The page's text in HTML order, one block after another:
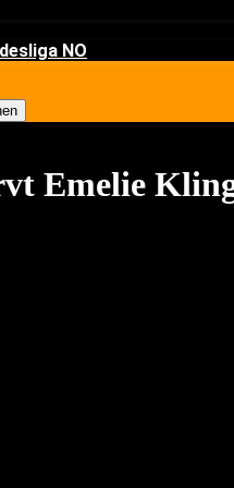
NO
Emelie